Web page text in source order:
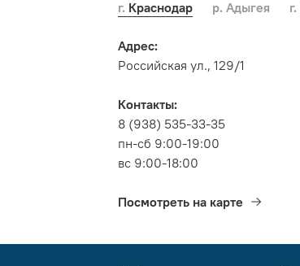
г. Краснодар р. Адыгея
Адрес:
Российская ул., 129/1
Контакты:
8 (938) 535-33-35
пн-сб 9:00-19:00
вс 9:00-18:00
Посмотреть на карте